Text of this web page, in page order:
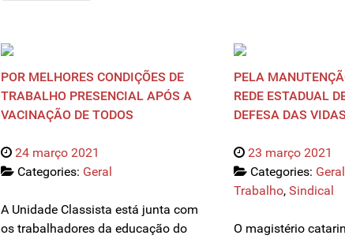
POR MELHORES CONDIÇÕES DE
TRABALHO PRESENCIAL APÓS A
VACINAÇÃO DE TODOS
24 março 2021
Categories: Geral
A Unidade Classista está junta com
os trabalhadores da educação do
PELA
REDE ESTADUAL
DEFESA DAS
23 março 2021
Categories: Geral
Trabalho, Sindical
O magistério